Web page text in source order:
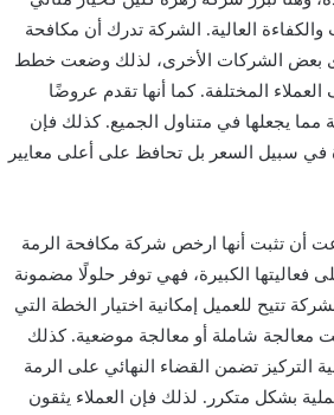
العالية. الشركة تدرك أن مكافحة
بعض الشركات الأخرى، لذلك وضعت خطط
المختلفة. كما أنها تقدم عروضًا
يجعلها في متناول الجميع. كذلك فإن
في سبيل السعر بل تحافظ على أعلى معايير
أن تثبت أنها ارخص شركة مكافحة الرمة
فعاليتها الكبيرة، فهي توفر حلولًا مضمونة
تتيح للعميل إمكانية اختيار الخطة التي
معالجة شاملة أو معالجة موضعية. كذلك
التركيز تضمن القضاء النهائي على الرمة
بشكل متكرر. لذلك فإن العملاء يثقون